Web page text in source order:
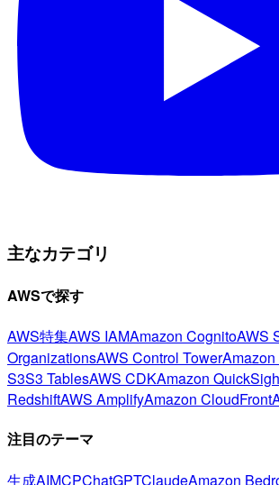
主なカテゴリ
AWSで探す
AWS特集AWS IAMAmazon CognitoAWS
OrganizationsAWS Control Tower
S3S3 TablesAWS CDKAmazon
RedshiftAWS AmplifyAmazon CloudFront
注目のテーマ
生成AIMCPChatGPTClaudeAmazon